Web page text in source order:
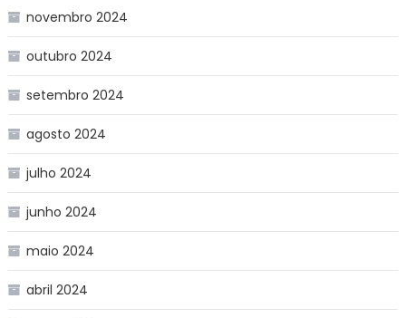
novembro 2024
outubro 2024
setembro 2024
agosto 2024
julho 2024
junho 2024
maio 2024
abril 2024